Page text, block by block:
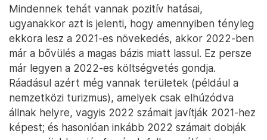
Mindennek tehát vannak pozitív hatásai,
ugyanakkor azt is jelenti, hogy amennyiben tényleg
ekkora lesz a 2021-es növekedés, akkor 2022-ben
már a bővülés a magas bázis miatt lassul. Ez persze
már legyen a 2022-es költségvetés gondja.
Ráadásul azért még vannak területek (például a
nemzetközi turizmus), amelyek csak elhúzódva
állnak helyre, vagyis 2022 számait javítják 2021-hez
képest; és hasonlóan inkább 2022 számait dobják